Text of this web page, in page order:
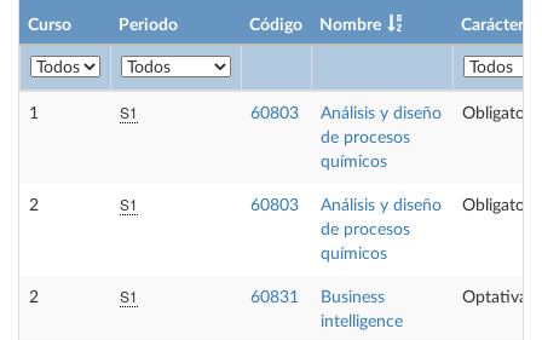
Curso Periodo Código Nombre Carácter
1 S1 60803
Análisis y diseño
de procesos
químicos
Obligatoria
2 S1 60803
Análisis y diseño
de procesos
químicos
Obligatoria
2 S1 60831
Business
intelligence
Optativa